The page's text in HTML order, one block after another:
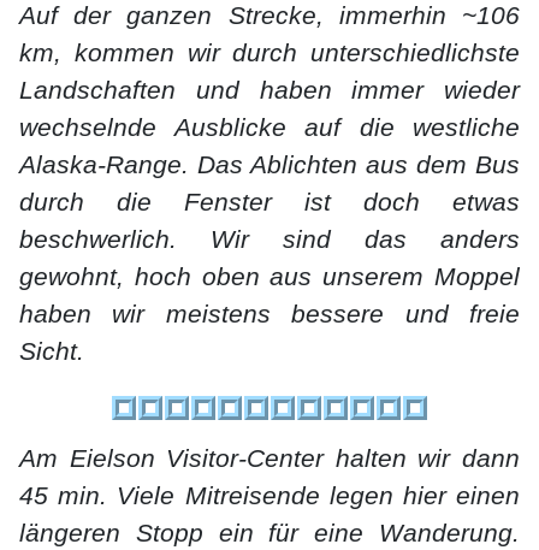
Auf der ganzen Strecke, immerhin ~106
km, kommen wir durch unterschiedlichste
Landschaften und haben immer wieder
wechselnde Ausblicke auf die westliche
Alaska-Range. Das Ablichten aus dem Bus
durch die Fenster ist doch etwas
beschwerlich. Wir sind das anders
gewohnt, hoch oben aus unserem Moppel
haben wir meistens bessere und freie
Sicht.
Am Eielson Visitor-Center halten wir dann
45 min. Viele Mitreisende legen hier einen
längeren Stopp ein für eine Wanderung.